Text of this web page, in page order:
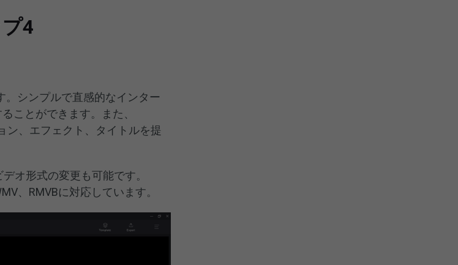
4
。シンプルで直感的なインター
ことができます。また、
ン、エフェクト、タイトルを提
デオ形式の変更も可能です。
、RMVBに対応しています。